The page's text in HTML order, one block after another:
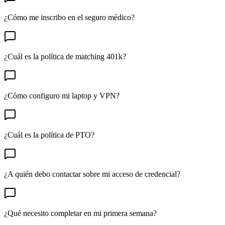
¿Cómo me inscribo en el seguro médico?
¿Cuál es la política de matching 401k?
¿Cómo configuro mi laptop y VPN?
¿Cuál es la política de PTO?
¿A quién debo contactar sobre mi acceso de credencial?
¿Qué necesito completar en mi primera semana?